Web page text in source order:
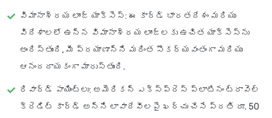
విమానాశ్రయ లాంజ్ యాక్సెస్: ఈ కార్డ్ భారతదేశం మరియు
విదేశాలలో ఉన్న విమానాశ్రయ లాంజ్‌లకు ఉచిత యాక్సెస్‌ను
అందిస్తుంది, మీ ప్రయాణాన్ని మరింత సౌకర్యవంతంగా మరియు
ఆనందదాయకంగా మారుస్తుంది.
రివార్డ్ పాయింట్లు: అమెరికన్ ఎక్స్‌ప్రెస్ ప్లాటినం ట్రావెల్
క్రెడిట్ కార్డ్ అన్ని లావాదేవీలపై ఖర్చు చేసే ప్రతి రూ. 50